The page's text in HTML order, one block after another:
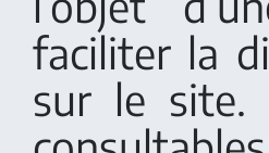
faciliter la
sur le site.